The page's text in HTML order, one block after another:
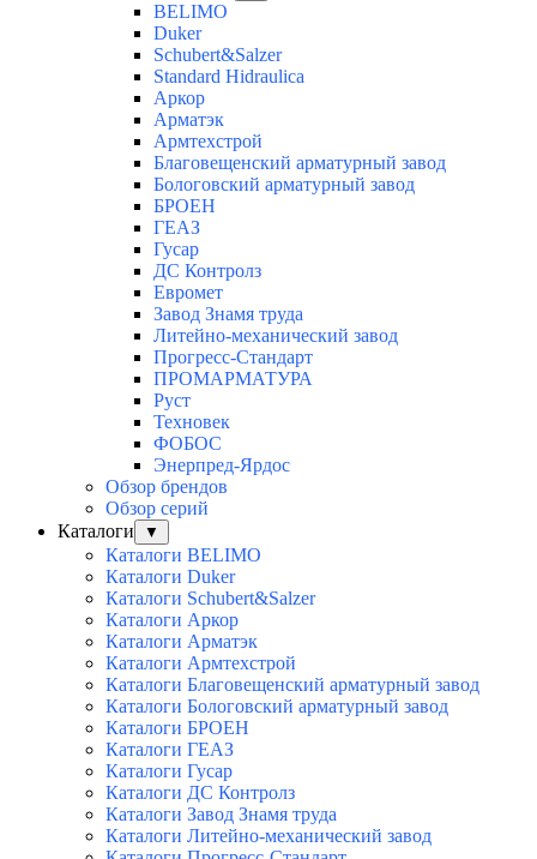
BELIMO
Duker
Schubert&Salzer
Standard Hidraulica
Аркор
Арматэк
Армтехстрой
Благовещенский арматурный завод
Бологовский арматурный завод
БРОЕН
ГЕАЗ
Гусар
ДС Контролз
Евромет
Завод Знамя труда
Литейно-механический завод
Прогресс-Стандарт
ПРОМАРМАТУРА
Руст
Техновек
ФОБОС
Энерпред-Ярдос
Обзор брендов
Обзор серий
Каталоги
▼
Каталоги BELIMO
Каталоги Duker
Каталоги Schubert&Salzer
Каталоги Аркор
Каталоги Арматэк
Каталоги Армтехстрой
Каталоги Благовещенский арматурный завод
Каталоги Бологовский арматурный завод
Каталоги БРОЕН
Каталоги ГЕАЗ
Каталоги Гусар
Каталоги ДС Контролз
Каталоги Завод Знамя труда
Каталоги Литейно-механический завод